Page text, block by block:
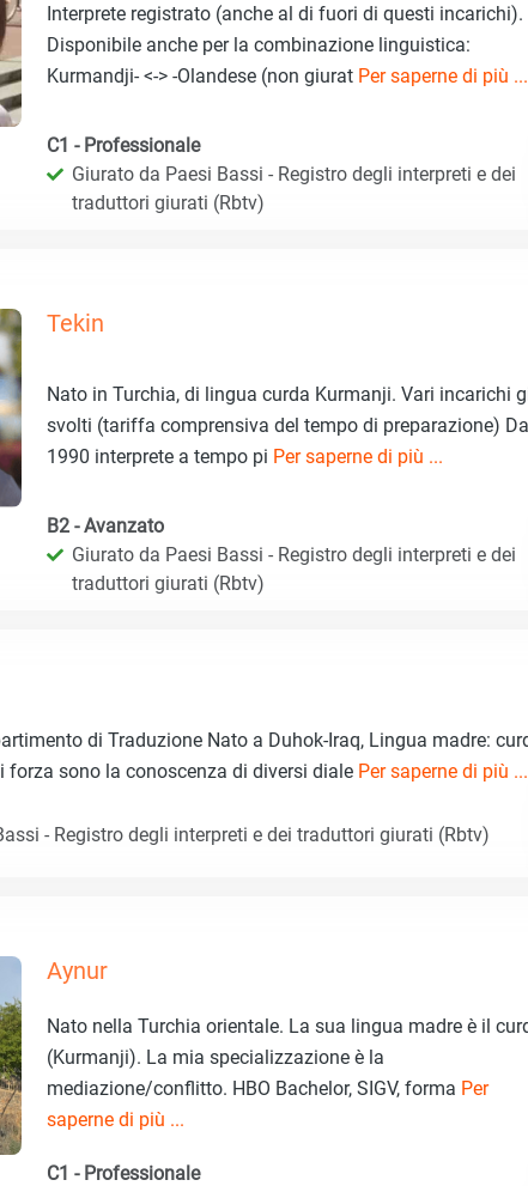
Interprete registrato (anche al di fuori di questi incarichi).
Disponibile anche per la combinazione linguistica:
Kurmandji- <-> -Olandese (non giurat Per saperne di più ...
C1 - Professionale
Giurato da Paesi Bassi - Registro degli interpreti e dei
traduttori giurati (Rbtv)
Tekin
Nato in Turchia, di lingua curda Kurmanji. Vari incarichi
svolti (tariffa comprensiva del tempo di preparazione)
1990 interprete a tempo pi Per saperne di più ...
B2 - Avanzato
Giurato da Paesi Bassi - Registro degli interpreti e dei
traduttori giurati (Rbtv)
di Traduzione Nato a Duhok-Iraq, Lingua madre:
forza sono la conoscenza di diversi diale Per saperne di più ...
- Registro degli interpreti e dei traduttori giurati (Rbtv)
Aynur
Nato nella Turchia orientale. La sua lingua madre è il
(Kurmanji). La mia specializzazione è la
mediazione/conflitto. HBO Bachelor, SIGV, forma Per
saperne di più ...
C1 - Professionale